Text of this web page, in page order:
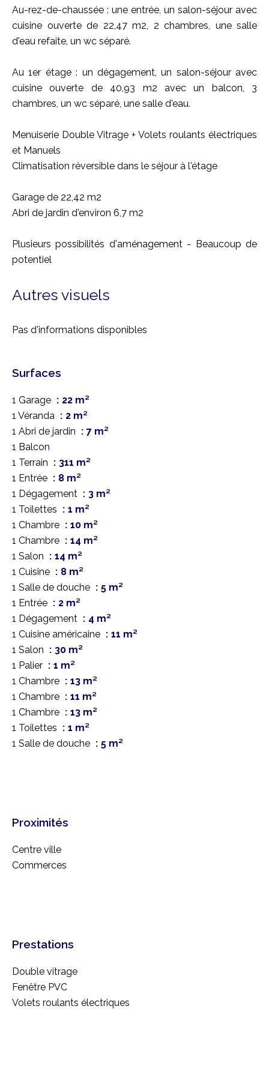
Au-rez-de-chaussée : une entrée, un salon-séjour avec
cuisine ouverte de 22,47 m2, 2 chambres, une salle
d'eau refaite, un wc séparé.
Au 1er étage : un dégagement, un salon-séjour avec
cuisine ouverte de 40,93 m2 avec un balcon, 3
chambres, un wc séparé, une salle d'eau.
Menuiserie Double Vitrage + Volets roulants électriques
et Manuels
Climatisation réversible dans le séjour à l'étage
Garage de 22,42 m2
Abri de jardin d'environ 6,7 m2
Plusieurs possibilités d'aménagement - Beaucoup de
potentiel
Autres visuels
Pas d'informations disponibles
Surfaces
1 Garage
22 m²
1 Véranda
2 m²
1 Abri de jardin
7 m²
1 Balcon
1 Terrain
311 m²
1 Entrée
8 m²
1 Dégagement
3 m²
1 Toilettes
1 m²
1 Chambre
10 m²
1 Chambre
14 m²
1 Salon
14 m²
1 Cuisine
8 m²
1 Salle de douche
5 m²
1 Entrée
2 m²
1 Dégagement
4 m²
1 Cuisine américaine
11 m²
1 Salon
30 m²
1 Palier
1 m²
1 Chambre
13 m²
1 Chambre
11 m²
1 Chambre
13 m²
1 Toilettes
1 m²
1 Salle de douche
5 m²
Proximités
Centre ville
Commerces
Prestations
Double vitrage
Fenêtre PVC
Volets roulants électriques